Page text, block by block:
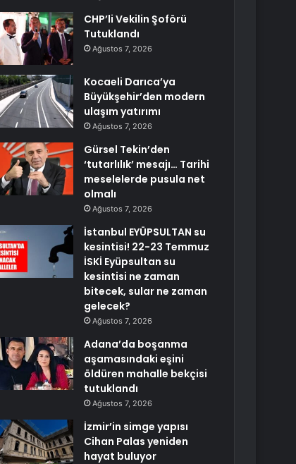
CHP’li Vekilin Şoförü
Tutuklandı
Ağustos 7, 2026
Kocaeli Darıca’ya
Büyükşehir’den modern
ulaşım yatırımı
Ağustos 7, 2026
Gürsel Tekin’den
‘tutarlılık’ mesajı… Tarihi
meselelerde pusula net
olmalı
Ağustos 7, 2026
İstanbul EYÜPSULTAN su
kesintisi! 22-23 Temmuz
İSKİ Eyüpsultan su
kesintisi ne zaman
bitecek, sular ne zaman
gelecek?
Ağustos 7, 2026
Adana’da boşanma
aşamasındaki eşini
öldüren mahalle bekçisi
tutuklandı
Ağustos 7, 2026
İzmir’in simge yapısı
Cihan Palas yeniden
hayat buluyor